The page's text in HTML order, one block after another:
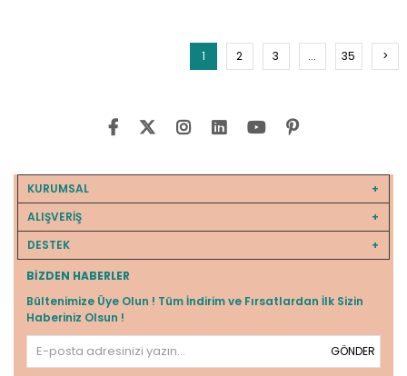
1 2 3 ... 35 >
KURUMSAL
ALIŞVERİŞ
DESTEK
BIZDEN HABERLER
Bültenimize Üye Olun ! Tüm İndirim ve Fırsatlardan İlk Sizin
Haberiniz Olsun !
GÖNDER